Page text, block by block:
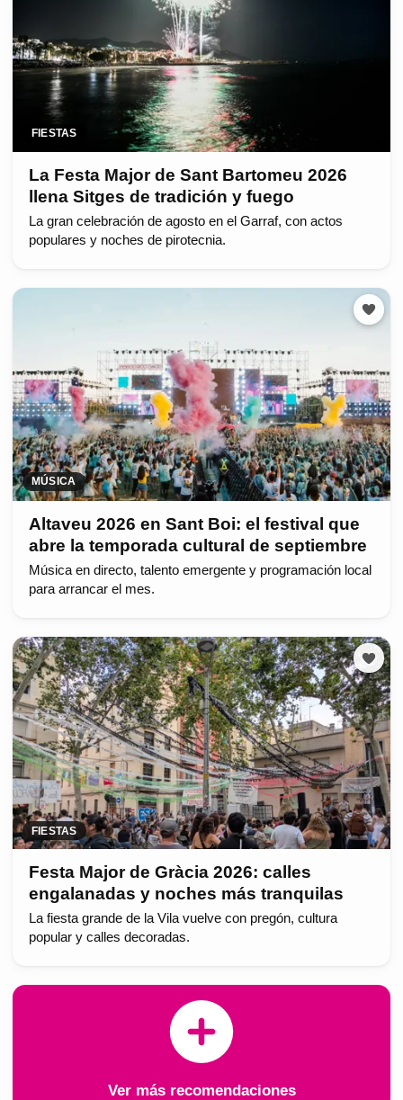
FIESTAS
La Festa Major de Sant Bartomeu 2026
llena Sitges de tradición y fuego
La gran celebración de agosto en el Garraf, con actos
populares y noches de pirotecnia.
MÚSICA
Altaveu 2026 en Sant Boi: el festival que
abre la temporada cultural de septiembre
Música en directo, talento emergente y programación local
para arrancar el mes.
FIESTAS
Festa Major de Gràcia 2026: calles
engalanadas y noches más tranquilas
La fiesta grande de la Vila vuelve con pregón, cultura
popular y calles decoradas.
Ver más recomendaciones